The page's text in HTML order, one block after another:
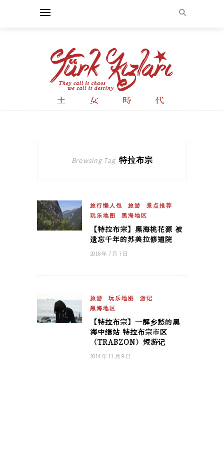
Browsing Tag 特拉布宗
旅行懒人包 旅游
景点推荐
玩乐地图
黑海地区
【特拉布宗】黑海桃花源 被
遗忘千年的苏美拉修道院
2016 年 7 月 7 日
旅游 玩乐地图
游记
黑海地区
【特拉布宗】一解乡愁的黑
海中继站 特拉布宗市区
（TRABZON）短游记
2014 年 11 月 9 日